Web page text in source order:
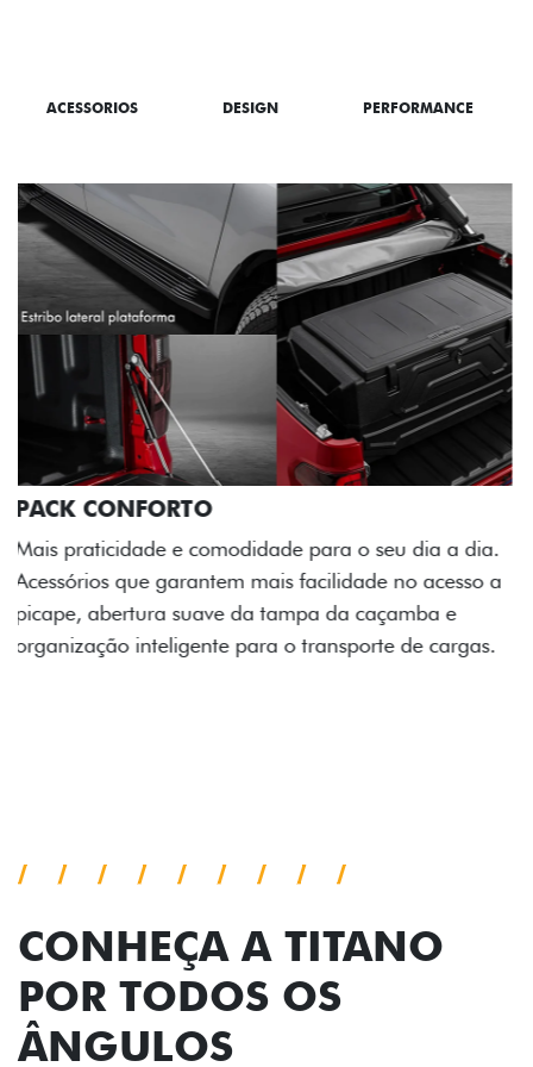
ACESSORIOS DESIGN PERFORMANCE
PACK OFF-ROAD
Prepare sua picape para qualquer desafio. O Pack
off-road combina engate de reboque para até 3,5
toneladas, alargadores de para-lamas e overbumper,
oferecendo mais capacidade de reboque, proteção
CONHEÇA A TITANO